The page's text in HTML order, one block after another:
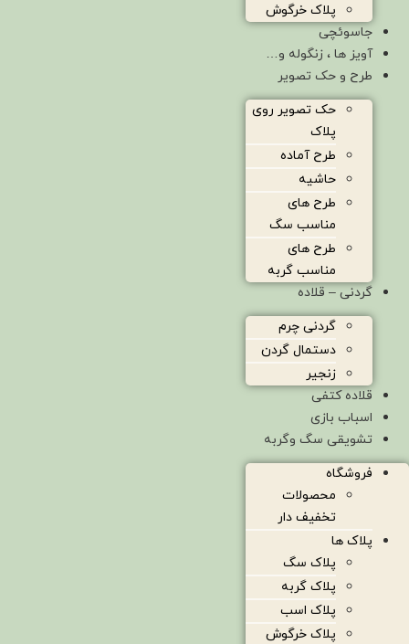
پلاک خرگوش
جاسوئچی
آویز ها ، زنگوله و…
طرح و حک تصویر
حک تصویر روی
پلاک
طرح آماده
حاشیه
طرح های
مناسب سگ
طرح های
مناسب گربه
گردنی – قلاده
گردنی چرم
دستمال گردن
زنجیر
قلاده کتفی
اسباب بازی
تشویقی سگ وگربه
فروشگاه
محصولات
تخفیف دار
پلاک ها
پلاک سگ
پلاک گربه
پلاک اسب
پلاک خرگوش